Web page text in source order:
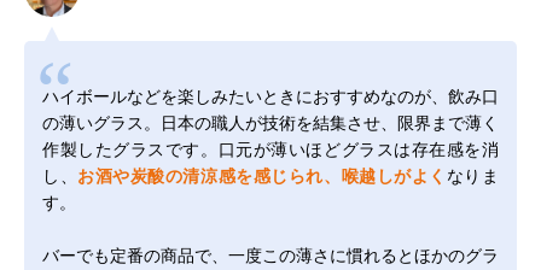
ハイボールなどを楽しみたいときにおすすめなのが、飲み口
の薄いグラス。日本の職人が技術を結集させ、限界まで薄く
作製したグラスです。口元が薄いほどグラスは存在感を消
し、 お酒や炭酸の清涼感を感じられ、喉越しがよく なりま
す。
バーでも定番の商品で、一度この薄さに慣れるとほかのグラ